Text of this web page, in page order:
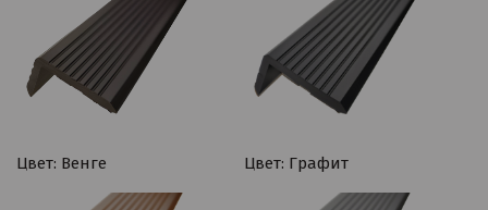
Цвет: Венге Цвет: Графит